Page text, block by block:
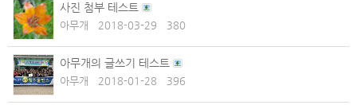
사진 첨부 테스트
아무개 2018-03-29 380
아무개의 글쓰기 테스트
아무개 2018-01-28 396